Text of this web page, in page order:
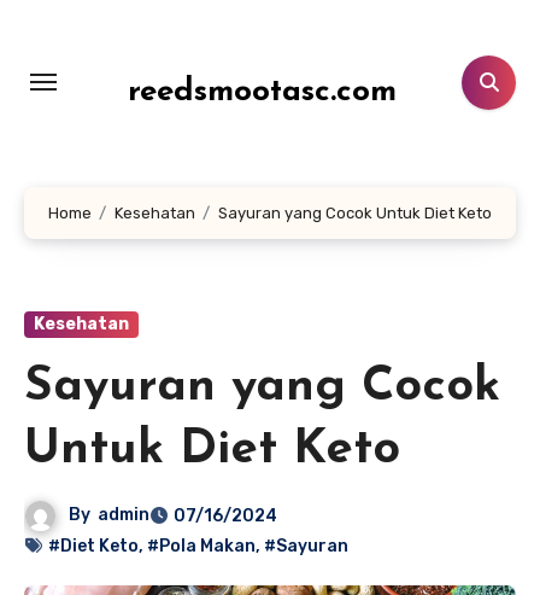
konten
reedsmootasc.com
Home Kesehatan Sayuran yang Cocok Untuk Diet Keto
Kesehatan
Sayuran yang Cocok
Untuk Diet Keto
By admin
07/16/2024
#Diet Keto, #Pola Makan, #Sayuran